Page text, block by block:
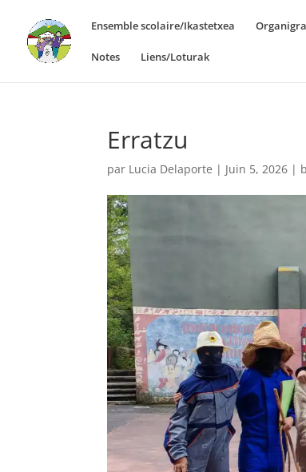
Ensemble scolaire/Ikastetxea
Notes Liens/Loturak
Erratzu
par Lucia Delaporte | Juin 5, 2026 |